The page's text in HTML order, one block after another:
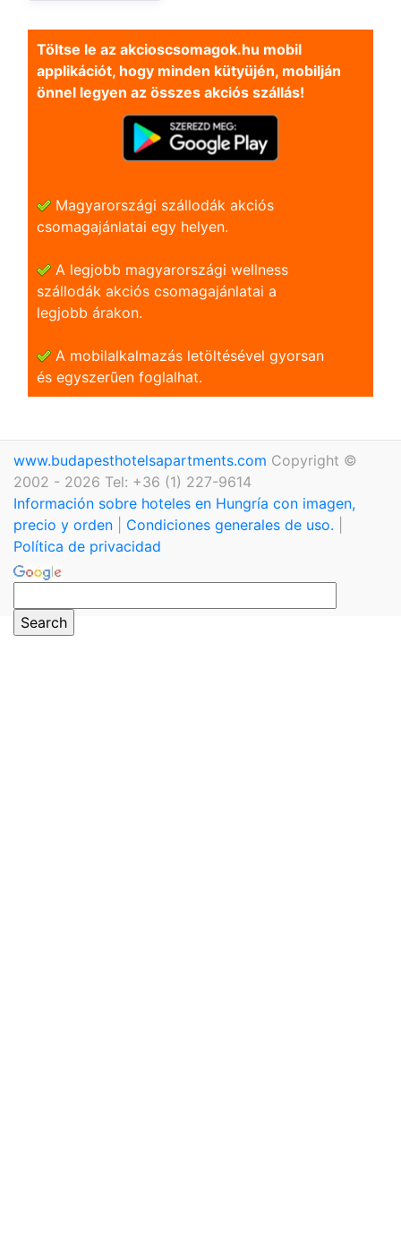
Töltse le az akcioscsomagok.hu mobil
applikációt, hogy minden kütyüjén, mobilján
önnel legyen az összes akciós szállás!
Magyarországi szállodák akciós
csomagajánlatai egy helyen.
A legjobb magyarországi wellness
szállodák akciós csomagajánlatai a
legjobb árakon.
A mobilalkalmazás letöltésével gyorsan
és egyszerũen foglalhat.
www.budapesthotelsapartments.com Copyright ©
2002 - 2026 Tel: +36 (1) 227-9614
Información sobre hoteles en Hungría con imagen,
precio y orden
Condiciones generales de uso.
Política de privacidad